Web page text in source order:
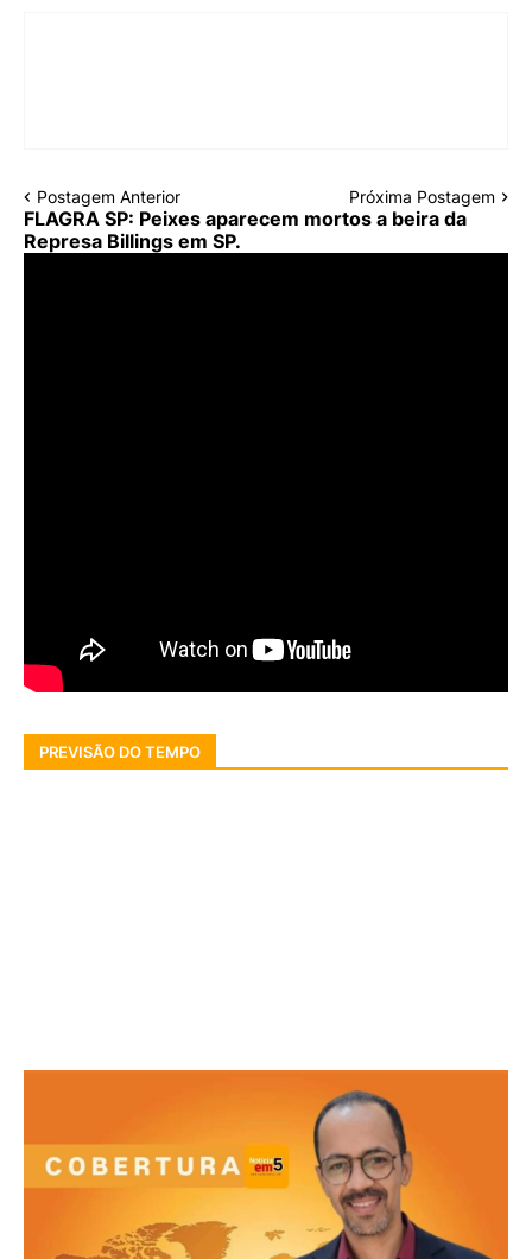
Postagem Anterior Próxima Postagem
FLAGRA SP: Peixes aparecem mortos a beira da
Represa Billings em SP.
PREVISÃO DO TEMPO